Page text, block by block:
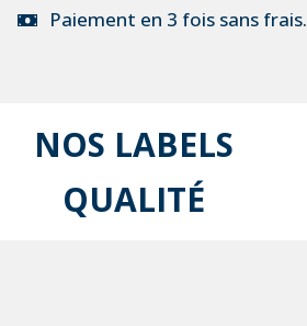
Paiement en 3 fois sans frais.
NOS LABELS
QUALITÉ